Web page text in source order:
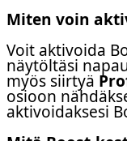
Miten voin
Voit aktivoida
näytöltäsi
myös siirtyä
osioon
aktivoidaksesi